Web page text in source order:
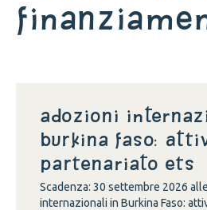
Adozioni
Burkina Faso:
partenariato ETS
Scadenza: 30 settembre 2026
internazionali in Burkina Faso: